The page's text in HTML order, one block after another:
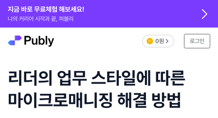
지금 바로 무료체험 해보세요!
나의 커리어 시작과 끝, 퍼블리
0원 로그인
리더의 업무 스타일에 따른
마이크로매니징 해결 방법